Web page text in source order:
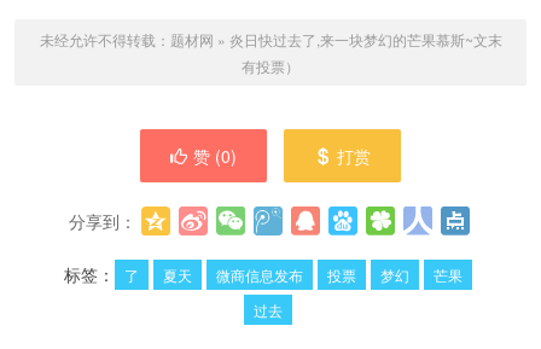
未经允许不得转载： 题材网 » 炎日快过去了,来一块梦幻的芒果慕斯~文末
有投票）
赞 (0) 打赏
分享到：
标签：
了 夏天 微商信息发布 投票 梦幻
芒果
过去